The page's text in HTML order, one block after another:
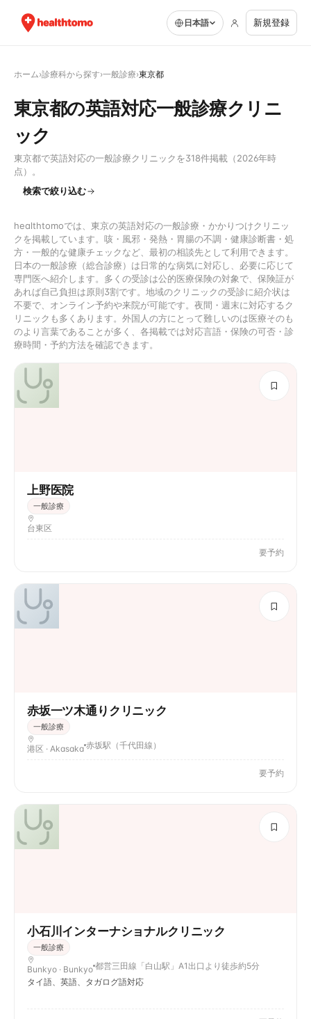
日本語 新規登録
ホーム›診療科から探す›一般診療›東京都
東京都の英語対応一般診療クリニ
ック
東京都で英語対応の一般診療クリニックを318件掲載（2026年時
点）。
検索で絞り込む
healthtomoでは、東京の英語対応の一般診療・かかりつけクリニッ
クを掲載しています。咳・風邪・発熱・胃腸の不調・健康診断書・処
方・一般的な健康チェックなど、最初の相談先として利用できます。
日本の一般診療（総合診療）は日常的な病気に対応し、必要に応じて
専門医へ紹介します。多くの受診は公的医療保険の対象で、保険証が
あれば自己負担は原則3割です。地域のクリニックの受診に紹介状は
不要で、オンライン予約や来院が可能です。夜間・週末に対応するク
リニックも多くあります。外国人の方にとって難しいのは医療そのも
のより言葉であることが多く、各掲載では対応言語・保険の可否・診
療時間・予約方法を確認できます。
上野医院
一般診療
台東区
要予約
赤坂一ツ木通りクリニック
一般診療
港区 · Akasaka 赤坂駅（千代田線）
要予約
小石川インターナショナルクリニック
一般診療
Bunkyo · Bunkyo 都営三田線「白山駅」A1出口より徒歩約5分
タイ語、英語、タガログ語対応